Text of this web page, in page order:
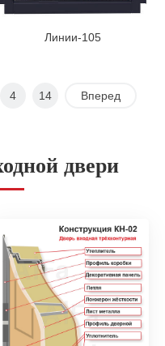
Линии-105
4 14 Вперед
двери